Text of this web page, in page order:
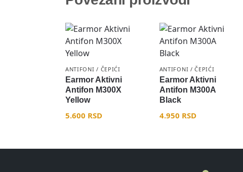
ANTIFONI / ČEPIĆI
Earmor Aktivni
Antifon M300X
Yellow
5.600 RSD
ANTIFONI / ČEPIĆI
Earmor Aktivni
Antifon M300A
Black
4.950 RSD